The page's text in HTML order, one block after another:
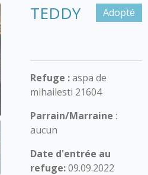
TEDDY Adopté
Refuge :aspa de
mihailesti 21604
Parrain/Marraine :
aucun
Date d'entrée au
refuge:09.09.2022